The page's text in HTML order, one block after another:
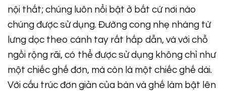
nội thất; chúng luôn nổi bật ở bất cứ nơi nào
chúng được sử dụng. Đường cong nhẹ nhàng từ
lưng dọc theo cánh tay rất hấp dẫn, và với chỗ
ngồi rộng rãi, có thể được sử dụng không chỉ như
một chiếc ghế đơn, mà còn là một chiếc ghế dài.
Với cấu trúc đơn giản của bàn và ghế làm bật lên